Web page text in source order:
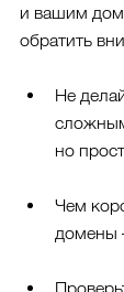
и вашим
обратить
Не
но
Чем
домены